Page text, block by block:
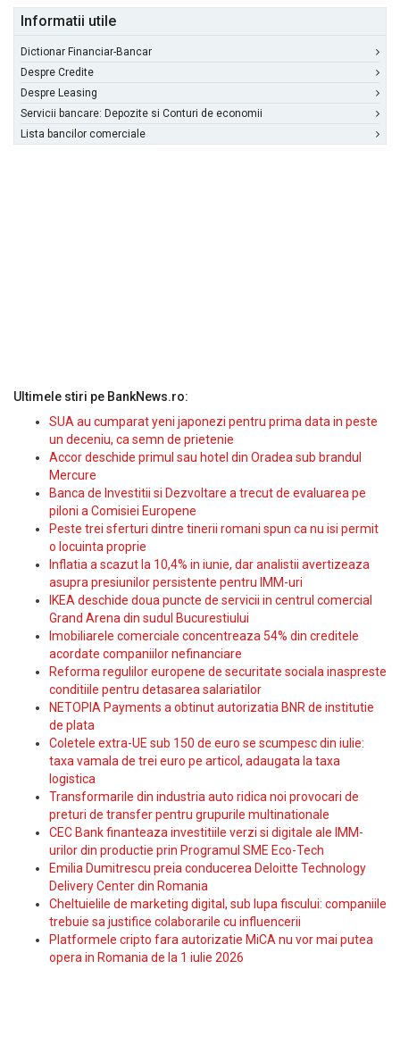
Informatii utile
Dictionar Financiar-Bancar
Despre Credite
Despre Leasing
Servicii bancare: Depozite si Conturi de economii
Lista bancilor comerciale
Ultimele stiri pe BankNews.ro:
SUA au cumparat yeni japonezi pentru prima data in peste
un deceniu, ca semn de prietenie
Accor deschide primul sau hotel din Oradea sub brandul
Mercure
Banca de Investitii si Dezvoltare a trecut de evaluarea pe
piloni a Comisiei Europene
Peste trei sferturi dintre tinerii romani spun ca nu isi permit
o locuinta proprie
Inflatia a scazut la 10,4% in iunie, dar analistii avertizeaza
asupra presiunilor persistente pentru IMM-uri
IKEA deschide doua puncte de servicii in centrul comercial
Grand Arena din sudul Bucurestiului
Imobiliarele comerciale concentreaza 54% din creditele
acordate companiilor nefinanciare
Reforma regulilor europene de securitate sociala inaspreste
conditiile pentru detasarea salariatilor
NETOPIA Payments a obtinut autorizatia BNR de institutie
de plata
Coletele extra-UE sub 150 de euro se scumpesc din iulie:
taxa vamala de trei euro pe articol, adaugata la taxa
logistica
Transformarile din industria auto ridica noi provocari de
preturi de transfer pentru grupurile multinationale
CEC Bank finanteaza investitiile verzi si digitale ale IMM-
urilor din productie prin Programul SME Eco-Tech
Emilia Dumitrescu preia conducerea Deloitte Technology
Delivery Center din Romania
Cheltuielile de marketing digital, sub lupa fiscului: companiile
trebuie sa justifice colaborarile cu influencerii
Platformele cripto fara autorizatie MiCA nu vor mai putea
opera in Romania de la 1 iulie 2026